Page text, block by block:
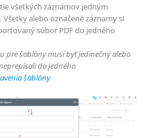
všetkých záznamov jedným
alebo označené záznamy si
súbor PDF do jedného
pre šablóny musí byť jedinečný alebo
do jedného
šablóny